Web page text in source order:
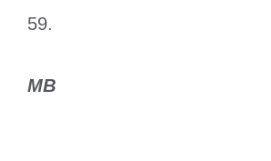
59.
MB